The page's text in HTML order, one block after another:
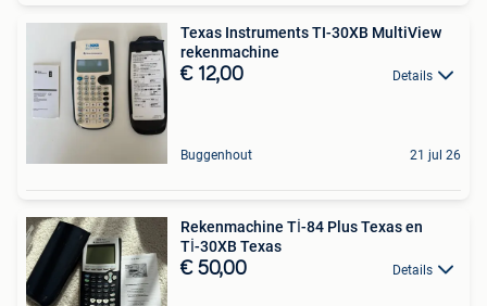
Texas Instruments TI-30XB MultiView
rekenmachine
€ 12,00 Details
Buggenhout 21 jul 26
Rekenmachine Tİ-84 Plus Texas en
Tİ-30XB Texas
€ 50,00 Details